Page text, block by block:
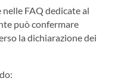
FAQ dedicate al
può confermare
la dichiarazione dei